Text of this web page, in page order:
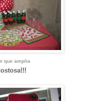
que amplia